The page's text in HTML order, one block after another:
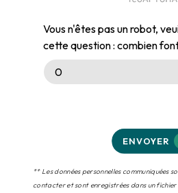
Vous n'êtes pas un robot,
cette question : combien
ENVOYER
** Les données personnelles communiquées
contacter et sont enregistrées dans un